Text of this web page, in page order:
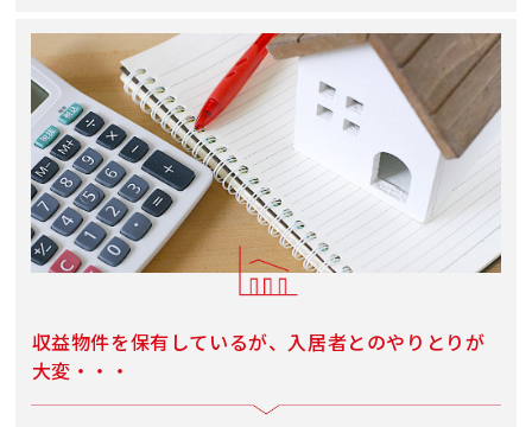
収益物件を保有しているが、 入居者とのやりとりが
大変・・・